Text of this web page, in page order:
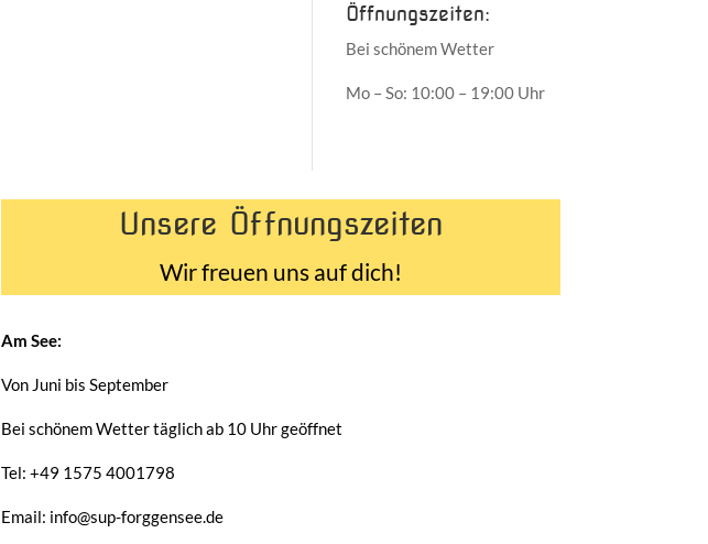
Öffnungszeiten:
Bei schönem Wetter
Mo – So: 10:00 – 19:00 Uhr
Unsere Öffnungszeiten
Wir freuen uns auf dich!
Am See:
Von Juni bis September
Bei schönem Wetter täglich ab 10 Uhr geöffnet
Tel: +49 1575 4001798
Email: info@sup-forggensee.de